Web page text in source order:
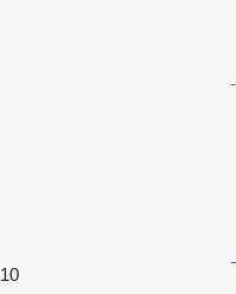
10